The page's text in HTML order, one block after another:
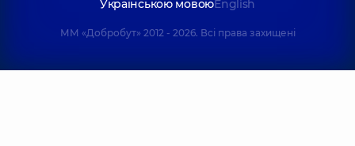
Українською мовоюEnglish
ММ «Добробут» 2012 - 2026. Всі права захищені